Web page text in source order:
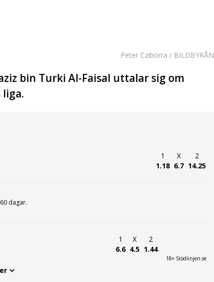
Peter Cziborra / BILDBYRÅN
bin Turki Al-Faisal uttalar sig om
1
1.18
X
6.7
2
14.25
dagar.
1
6.6
X
4.5
2
1.44
18+ Stödlinjen.se